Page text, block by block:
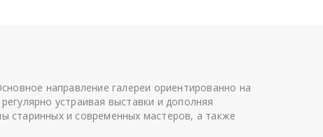
направление галереи ориентированно на
устраивая выставки и дополняя
старинных и современных мастеров, а также